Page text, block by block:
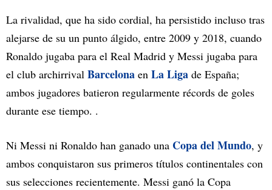
La rivalidad, que ha sido cordial, ha persistido incluso tras
alejarse de su un punto álgido, entre 2009 y 2018, cuando
Ronaldo jugaba para el Real Madrid y Messi jugaba para
el club archirrival Barcelona en La Liga de España;
ambos jugadores batieron regularmente récords de goles
durante ese tiempo. .
Ni Messi ni Ronaldo han ganado una Copa del Mundo, y
ambos conquistaron sus primeros títulos continentales con
sus selecciones recientemente. Messi ganó la Copa